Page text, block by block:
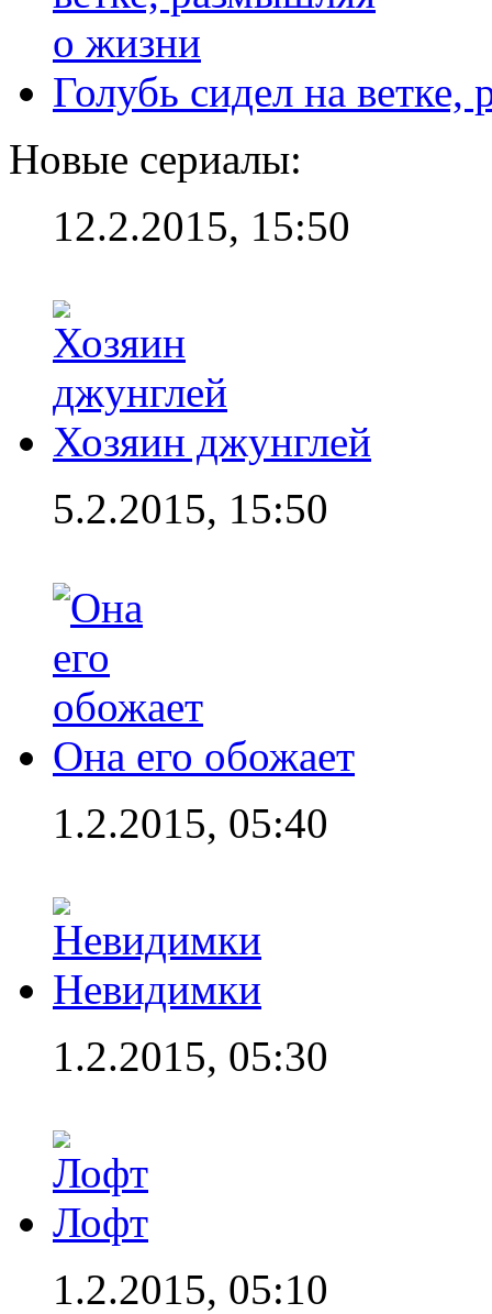
Голубь сидел на
Новые сериалы:
12.2.2015, 15:50
Хозяин джунглей
5.2.2015, 15:50
Она его обожает
1.2.2015, 05:40
Невидимки
1.2.2015, 05:30
Лофт
1.2.2015, 05:10